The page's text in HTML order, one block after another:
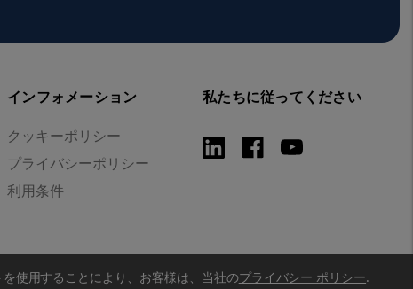
インフォメーション
クッキーポリシー
プライバシーポリシー
利用条件
私たちに従ってください
使用することにより、お客様は、当社のプライバシー ポリシー.